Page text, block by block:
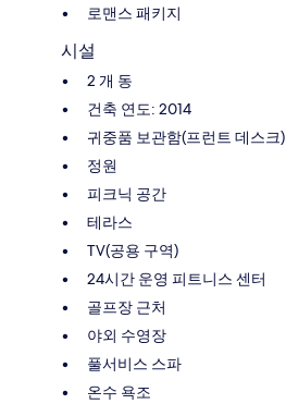
로맨스 패키지
시설
2 개 동
건축 연도: 2014
귀중품 보관함(프런트 데스크)
정원
피크닉 공간
테라스
TV(공용 구역)
24시간 운영 피트니스 센터
골프장 근처
야외 수영장
풀서비스 스파
온수 욕조